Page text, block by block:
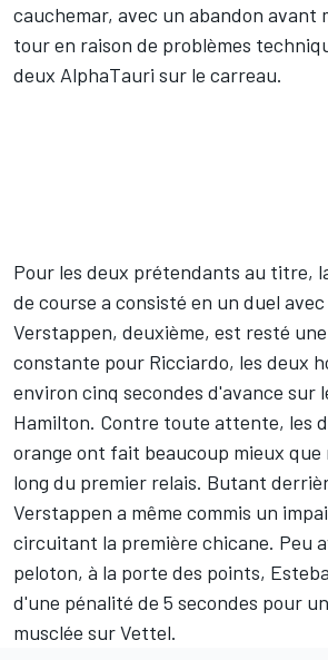
cauchemar, avec un abandon avant
tour en raison de problèmes
deux AlphaTauri sur le carreau.
Pour les deux prétendants au titre,
de course a consisté en un duel
Verstappen, deuxième, est resté
constante pour Ricciardo, les deux
environ cinq secondes d'avance sur
Hamilton. Contre toute attente, les
orange ont fait beaucoup mieux
long du premier relais. Butant
Verstappen a même commis un
circuitant la première chicane. Peu
peloton, à la porte des points,
d'une pénalité de 5 secondes pour
musclée sur Vettel.